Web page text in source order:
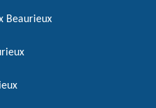
Beaurieux